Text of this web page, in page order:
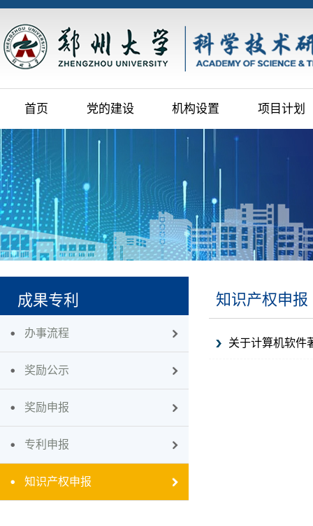
首页 党的建设 机构设置 项目计划
成果专利
办事流程
奖励公示
奖励申报
专利申报
知识产权申报
知识产权申报
关于计算机软件